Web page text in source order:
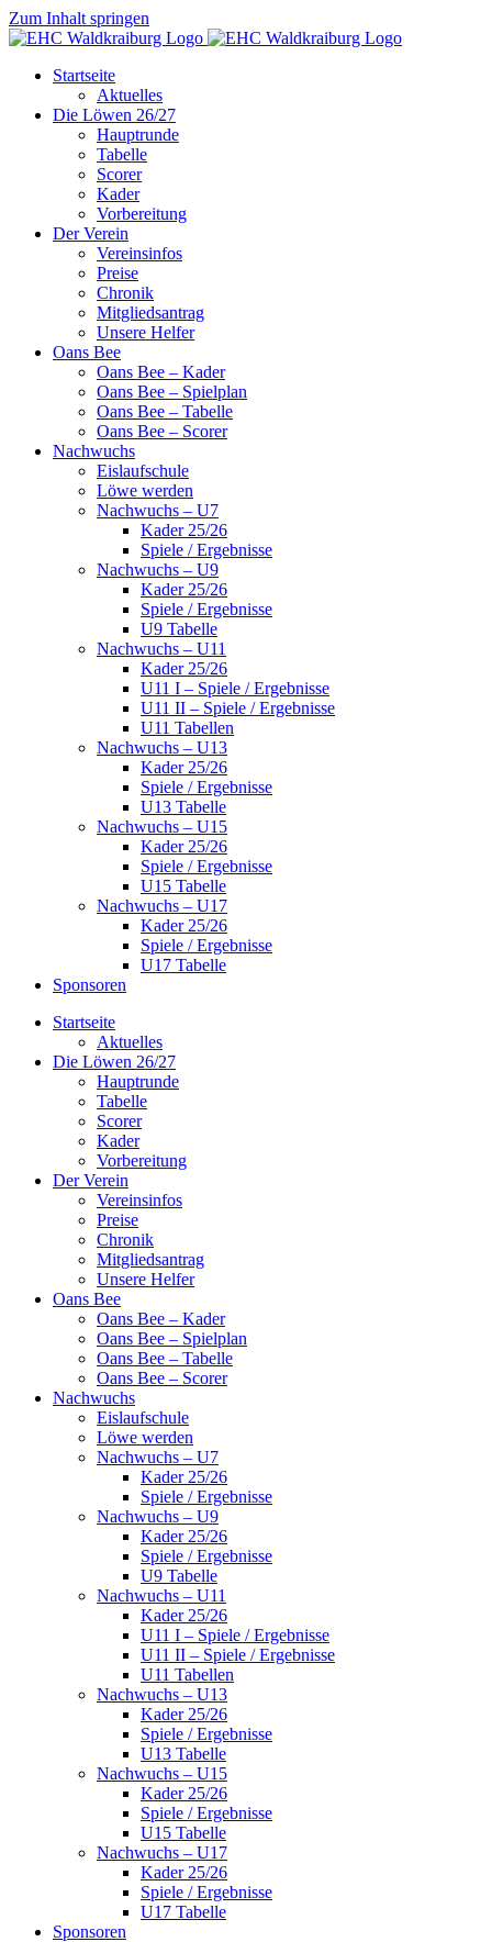
Zum Inhalt springen
Startseite
Aktuelles
Die Löwen 26/27
Hauptrunde
Tabelle
Scorer
Kader
Vorbereitung
Der Verein
Vereinsinfos
Preise
Chronik
Mitgliedsantrag
Unsere Helfer
Oans Bee
Oans Bee – Kader
Oans Bee – Spielplan
Oans Bee – Tabelle
Oans Bee – Scorer
Nachwuchs
Eislaufschule
Löwe werden
Nachwuchs – U7
Kader 25/26
Spiele / Ergebnisse
Nachwuchs – U9
Kader 25/26
Spiele / Ergebnisse
U9 Tabelle
Nachwuchs – U11
Kader 25/26
U11 I – Spiele / Ergebnisse
U11 II – Spiele / Ergebnisse
U11 Tabellen
Nachwuchs – U13
Kader 25/26
Spiele / Ergebnisse
U13 Tabelle
Nachwuchs – U15
Kader 25/26
Spiele / Ergebnisse
U15 Tabelle
Nachwuchs – U17
Kader 25/26
Spiele / Ergebnisse
U17 Tabelle
Sponsoren
Startseite
Aktuelles
Die Löwen 26/27
Hauptrunde
Tabelle
Scorer
Kader
Vorbereitung
Der Verein
Vereinsinfos
Preise
Chronik
Mitgliedsantrag
Unsere Helfer
Oans Bee
Oans Bee – Kader
Oans Bee – Spielplan
Oans Bee – Tabelle
Oans Bee – Scorer
Nachwuchs
Eislaufschule
Löwe werden
Nachwuchs – U7
Kader 25/26
Spiele / Ergebnisse
Nachwuchs – U9
Kader 25/26
Spiele / Ergebnisse
U9 Tabelle
Nachwuchs – U11
Kader 25/26
U11 I – Spiele / Ergebnisse
U11 II – Spiele / Ergebnisse
U11 Tabellen
Nachwuchs – U13
Kader 25/26
Spiele / Ergebnisse
U13 Tabelle
Nachwuchs – U15
Kader 25/26
Spiele / Ergebnisse
U15 Tabelle
Nachwuchs – U17
Kader 25/26
Spiele / Ergebnisse
U17 Tabelle
Sponsoren